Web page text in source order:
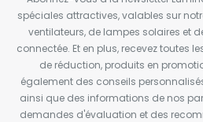
spéciales attractives, valables sur
ventilateurs, de lampes solaires et
connectée. Et en plus, recevez toutes
de réduction, produits en
également des conseils
ainsi que des informations de nos
demandes d'évaluation et des